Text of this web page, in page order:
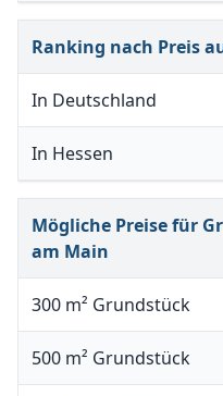
Ranking nach Preis
In Deutschland
In Hessen
Mögliche Preise für
am Main
300 m² Grundstück
500 m² Grundstück